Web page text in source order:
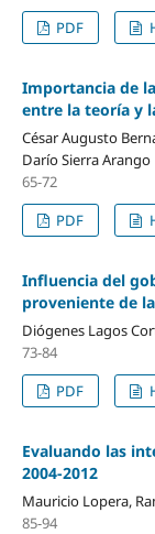
PDF
Importancia de
entre la teoría y
César Augusto
Darío Sierra Arango
65-72
PDF
Influencia del
proveniente de
Diógenes Lagos
73-84
PDF
Evaluando las
2004-2012
Mauricio Lopera,
85-94